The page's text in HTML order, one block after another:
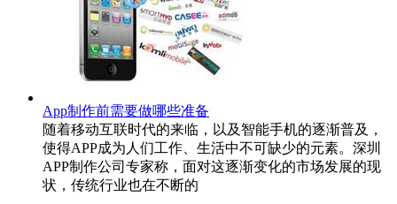
App制作前需要做哪些准备
随着移动互联时代的来临，以及智能手机的逐渐普及，
使得APP成为人们工作、生活中不可缺少的元素。深圳
APP制作公司专家称，面对这逐渐变化的市场发展的现
状，传统行业也在不断的